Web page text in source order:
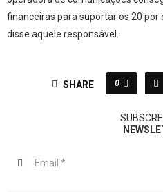
financeiras para suportar os 20 por
disse aquele responsável.
SHARE 0